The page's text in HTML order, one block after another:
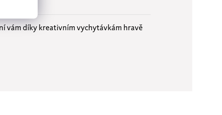
vám díky kreativním vychytávkám hravě